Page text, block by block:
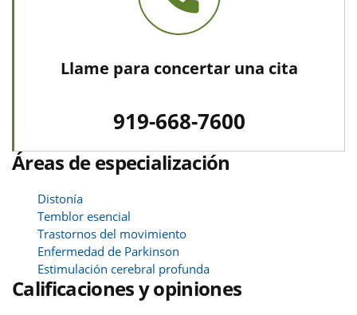
Llame para concertar una cita
919-668-7600
Áreas de especialización
Distonía
Temblor esencial
Trastornos del movimiento
Enfermedad de Parkinson
Estimulación cerebral profunda
Calificaciones y opiniones